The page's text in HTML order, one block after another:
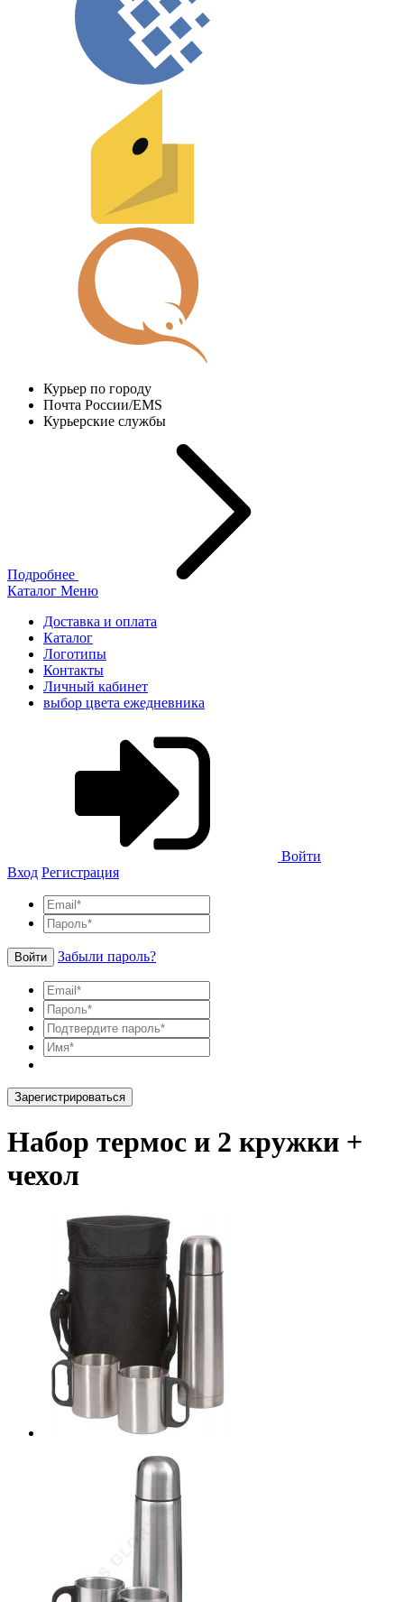
Курьер по городу
Почта России/EMS
Курьерские службы
Подробнее
Каталог Меню
Доставка и оплата
Каталог
Логотипы
Контакты
Личный кабинет
выбор цвета ежедневника
Войти
Вход Регистрация
Войти Забыли пароль?
Зарегистрироваться
Набор термос и 2 кружки +
чехол